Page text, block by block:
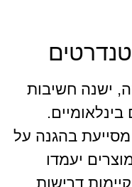
ישנה חשיבות
בהגנה על
יעמדו
דרישות